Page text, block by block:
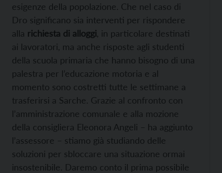
esigenze della popolazione. Che nel caso di
Dro significano sia interventi per rispondere
alla richiesta di alloggi , in particolare destinati
ai lavoratori, ma anche risposte agli studenti
della scuola primaria che hanno bisogno di una
palestra per l’educazione motoria e al
momento sono costretti tutte le settimane a
trasferirsi a Sarche. Grazie al confronto con
l’amministrazione comunale e alla mozione
della consigliera Eleonora Angeli – ha aggiunto
l’assessore – stiamo già studiando delle
soluzioni per sbloccare una situazione ormai
insostenibile. Daremo conto il prima possibile